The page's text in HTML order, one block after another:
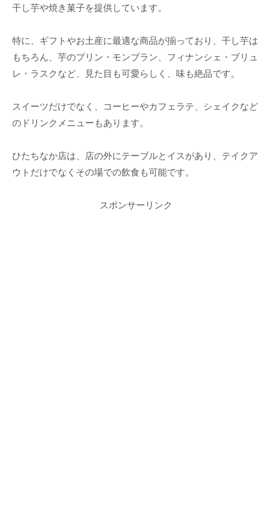
干し芋や焼き菓子を提供しています。
特に、ギフトやお土産に最適な商品が揃っており、干し芋は
もちろん、芋のプリン・モンブラン、フィナンシェ・ブリュ
レ・ラスクなど、見た目も可愛らしく、味も絶品です。
スイーツだけでなく、コーヒーやカフェラテ、シェイクなど
のドリンクメニューもあります。
ひたちなか店は、店の外にテーブルとイスがあり、テイクア
ウトだけでなくその場での飲食も可能です。
スポンサーリンク